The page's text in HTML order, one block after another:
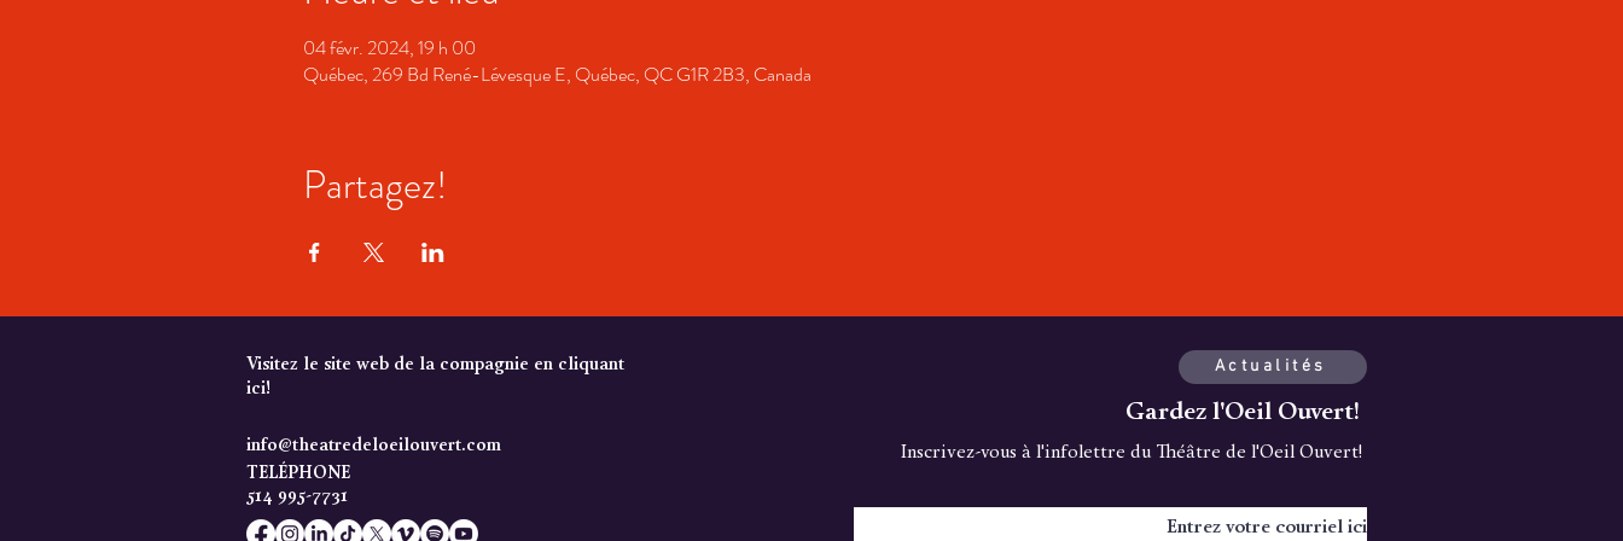
04 févr. 2024, 19 h 00
Québec, 269 Bd René-Lévesque E, Québec, QC G1R 2B3, Canada
Partagez!
Visitez le site web de la compagnie en cliquant
ici!
Actualités
Gardez l'Oeil Ouvert!
Inscrivez-vous à l'infolettre du Théâtre de l'Oeil Ouvert!
info@theatredeloeilouvert.com
TELÉPHONE
514 995-7731